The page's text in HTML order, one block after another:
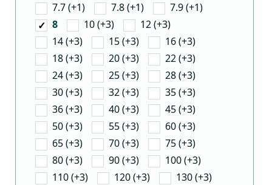
7.7 (+1)
7.8 (+1)
7.9 (+1)
8
10 (+3)
12 (+3)
14 (+3)
15 (+3)
16 (+3)
18 (+3)
20 (+3)
22 (+3)
24 (+3)
25 (+3)
28 (+3)
30 (+3)
32 (+3)
35 (+3)
36 (+3)
40 (+3)
45 (+3)
50 (+3)
55 (+3)
60 (+3)
65 (+3)
70 (+3)
75 (+3)
80 (+3)
90 (+3)
100 (+3)
110 (+3)
120 (+3)
130 (+3)